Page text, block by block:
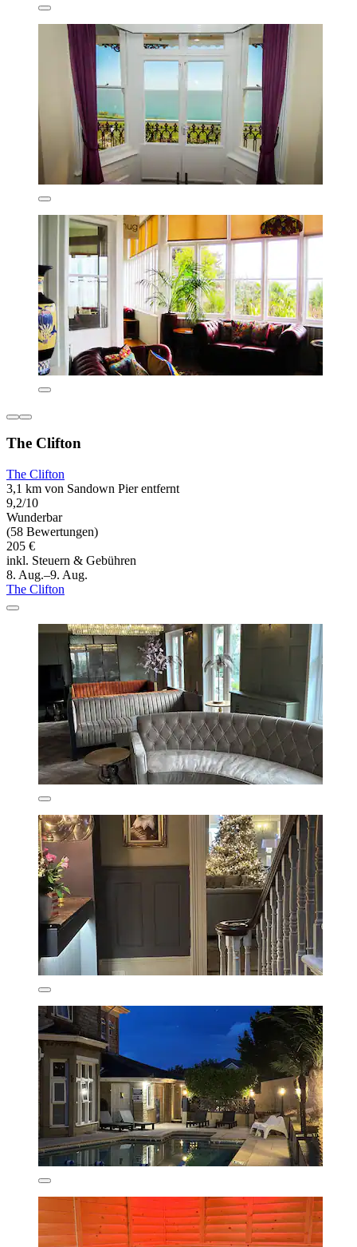
The Clifton
The Clifton
3,1 km von Sandown Pier entfernt
9,2/10
Wunderbar
(58 Bewertungen)
205 €
inkl. Steuern & Gebühren
8. Aug.–9. Aug.
The Clifton